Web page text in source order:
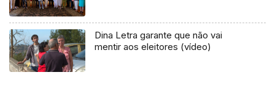
Dina Letra garante que não vai
mentir aos eleitores (vídeo)